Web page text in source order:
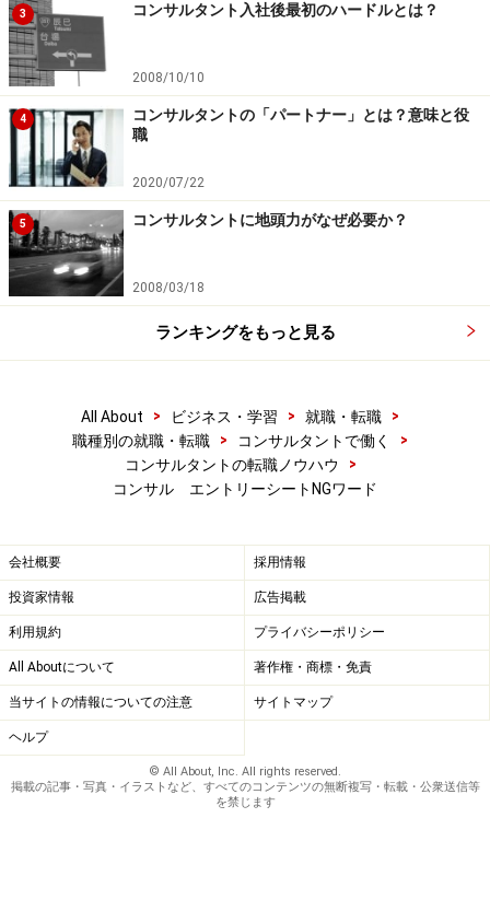
3 コンサルタント入社後最初のハードルとは？
2008/10/10
4
コンサルタントの「パートナー」とは？意味と役
職
2020/07/22
5 コンサルタントに地頭力がなぜ必要か？
2008/03/18
ランキングをもっと見る
All About > ビジネス・学習 > 就職・転職
>
職種別の就職・転職
> コンサルタントで働く
>
コンサルタントの転職ノウハウ
>
コンサル エントリーシートNGワード
会社概要 採用情報
投資家情報 広告掲載
利用規約 プライバシーポリシー
All Aboutについて 著作権・商標・免責
当サイトの情報についての注意 サイトマップ
ヘルプ
© All About, Inc. All rights reserved.
掲載の記事・写真・イラストなど、すべてのコンテンツの無断複写・転載・公衆送信等
を禁じます